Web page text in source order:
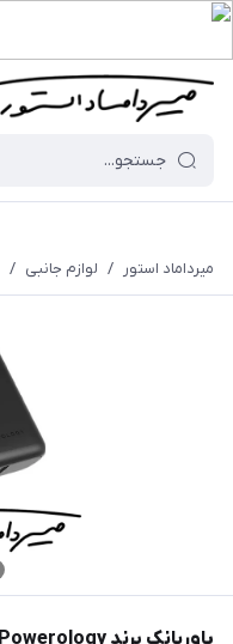
میرداماد استور / لوازم جانبی /